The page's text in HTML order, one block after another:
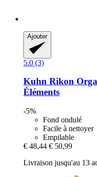
Ajouter
5.0 (3)
Kuhn Rikon
Éléments
-5%
Fond ondulé
Facile à nettoyer
Empilable
€ 48,44 € 50,99
Livraison jusqu'au 13